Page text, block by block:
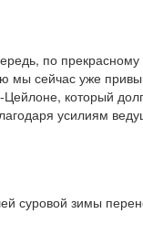
по
мы сейчас уже
который
усилиям
суровой зимы